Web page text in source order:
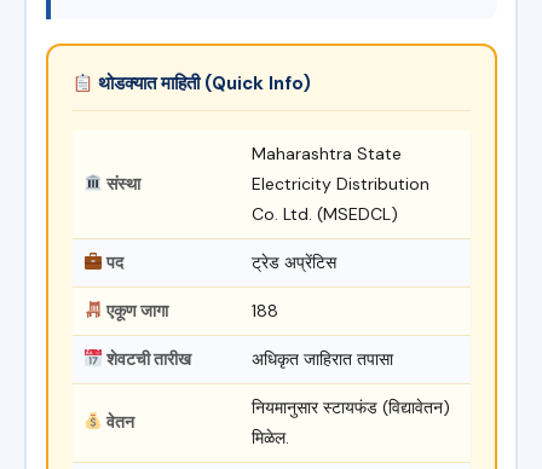
थोडक्यात माहिती (Quick Info)
संस्था
Maharashtra State
Electricity Distribution
Co. Ltd. (MSEDCL)
पद ट्रेड अप्रेंटिस
एकूण जागा 188
शेवटची तारीख अधिकृत जाहिरात तपासा
वेतन
नियमानुसार स्टायफंड (विद्यावेतन)
मिळेल.